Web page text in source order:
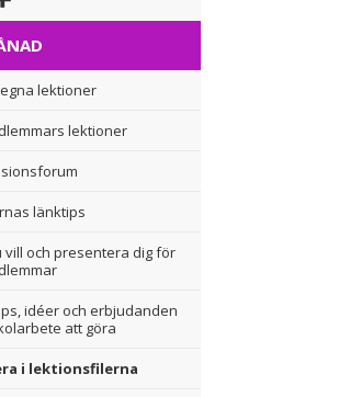
lektioner
lektioner
länktips
och presentera dig för
idéer och erbjudanden
att göra
i lektionsfilerna